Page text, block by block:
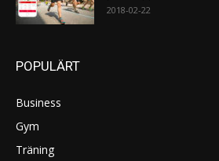
2018-02-22
POPULÄRT
Business
Gym
Träning